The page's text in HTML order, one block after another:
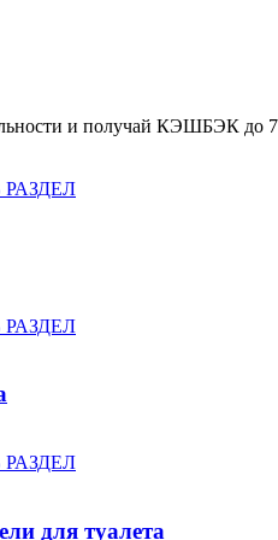
и получай КЭШБЭК до
для туалета